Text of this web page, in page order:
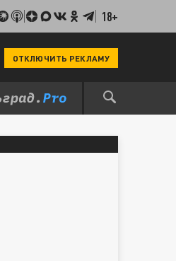
18+
ОТКЛЮЧИТЬ РЕКЛАМУ